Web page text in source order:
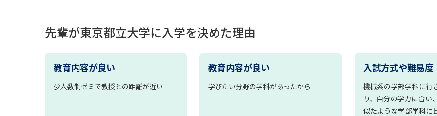
先輩が東京都立大学に入学を決めた理由
教育内容が良い
少人数制ゼミで教授との距離が近い
教育内容が良い
学びたい分野の学科があったから
入試方式や難易度
機械系の学部学科に行
り、自分の学力に合い
似たような学部学科に